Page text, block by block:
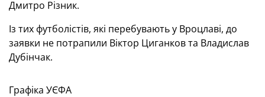
Дмитро Різник.
Із тих футболістів, які перебувають у Вроцлаві, до
заявки не потрапили Віктор Циганков та Владислав
Дубінчак.
Графіка УЄФА